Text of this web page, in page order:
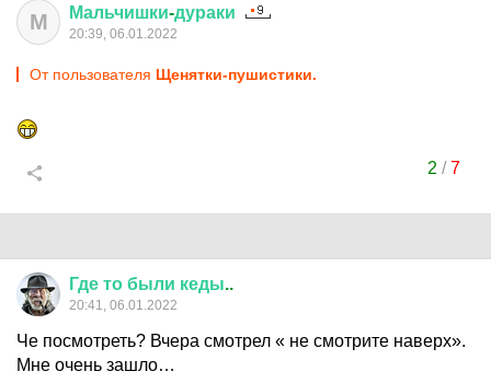
М Мальчишки-дураки
20:39, 06.01.2022
От пользователя Щенятки-пушистики.
2 /7
Где то были кеды..
20:41, 06.01.2022
Че посмотреть? Вчера смотрел « не смотрите наверх».
Мне очень зашло…